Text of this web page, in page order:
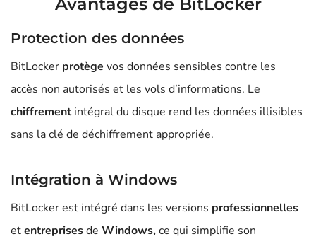
Protection des données
BitLocker protège vos données sensibles contre les
accès non autorisés et les vols d’informations. Le
chiffrementintégral du disque rend les données illisibles
sans la clé de déchiffrement appropriée.
Intégration à Windows
BitLocker est intégré dans les versions professionnelles
etentreprisesde Windows,ce qui simplifie son